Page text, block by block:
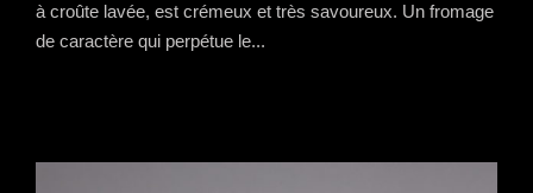
à croûte lavée, est crémeux et très savoureux. Un fromage
de caractère qui perpétue le...